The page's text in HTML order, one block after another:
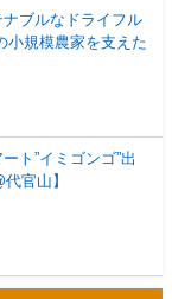
ナブルなドライフル
小規模農家を支えた
ト”イミゴンゴ”出
官山】